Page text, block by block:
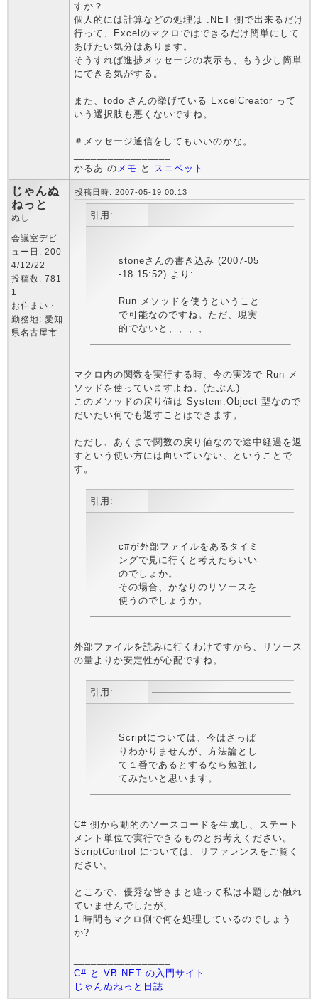
すか？
個人的には計算などの処理は .NET 側で出来るだけ
行って、Excelのマクロではできるだけ簡単にして
あげたい気分はあります。
そうすれば進捗メッセージの表示も、もう少し簡単
にできる気がする。
また、todo さんの挙げている ExcelCreator って
いう選択肢も悪くないですね。
＃メッセージ通信をしてもいいのかな。
かるあ の メモ と スニペット
じゃんぬ
ねっと
ぬし
会議室デビ
ュー日: 200
4/12/22
投稿数: 781
1
お住まい・
勤務地: 愛知
県名古屋市
投稿日時: 2007-05-19 00:13
引用:
stoneさんの書き込み (2007-05
-18 15:52) より:
Run メソッドを使うということ
で可能なのですね。ただ、現実
的でないと、、、、
マクロ内の関数を実行する時、今の実装で Run メ
ソッドを使っていますよね。(たぶん)
このメソッドの戻り値は System.Object 型なので
だいたい何でも返すことはできます。
ただし、あくまで関数の戻り値なので途中経過を返
すという使い方には向いていない、ということで
す。
引用:
c#が外部ファイルをあるタイミ
ングで見に行くと考えたらいい
のでしょか。
その場合、かなりのリソースを
使うのでしょうか。
外部ファイルを読みに行くわけですから、リソース
の量よりか安定性が心配ですね。
引用:
Scriptについては、今はさっぱ
りわかりませんが、方法論とし
て１番であるとするなら勉強し
てみたいと思います。
C# 側から動的のソースコードを生成し、ステート
メント単位で実行できるものとお考えください。
ScriptControl については、リファレンスをご覧く
ださい。
ところで、優秀な皆さまと違って私は本題しか触れ
ていませんでしたが、
1 時間もマクロ側で何を処理しているのでしょう
か?
C# と VB.NET の入門サイト
じゃんぬねっと日誌